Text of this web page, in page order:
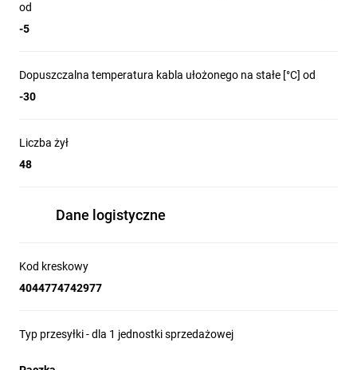
od
-5
Dopuszczalna temperatura kabla ułożonego na stałe [°C] od
-30
Liczba żył
48
Dane logistyczne
Kod kreskowy
4044774742977
Typ przesyłki - dla 1 jednostki sprzedażowej